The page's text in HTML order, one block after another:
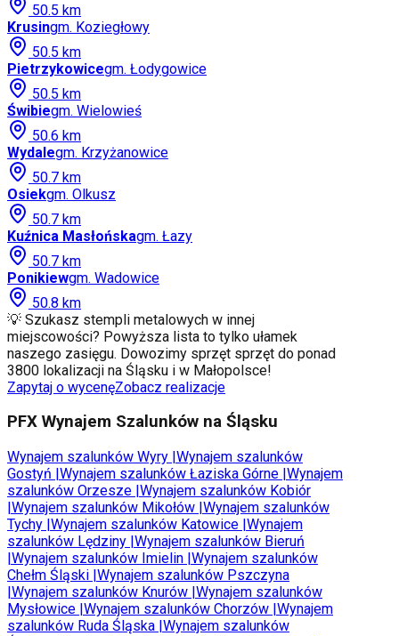
50.5 km
Krusingm. Koziegłowy
50.5 km
Pietrzykowicegm. Łodygowice
50.5 km
Świbiegm. Wielowieś
50.6 km
Wydalegm. Krzyżanowice
50.7 km
Osiekgm. Olkusz
50.7 km
Kuźnica Masłońskagm. Łazy
50.7 km
Ponikiewgm. Wadowice
50.8 km
💡 Szukasz stempli metalowych w innej
miejscowości? Powyższa lista to tylko ułamek
naszego zasięgu. Dowozimy sprzęt sprzęt do ponad
3800 lokalizacji na Śląsku i w Małopolsce!
Zapytaj o wycenęZobacz realizacje
PFX Wynajem Szalunków na Śląsku
Wynajem szalunków Wyry Wynajem szalunków
Gostyń Wynajem szalunków Łaziska Górne Wynajem
szalunków Orzesze Wynajem szalunków Kobiór
Wynajem szalunków Mikołów Wynajem szalunków
Tychy Wynajem szalunków Katowice Wynajem
szalunków Lędziny Wynajem szalunków Bieruń
Wynajem szalunków Imielin Wynajem szalunków
Chełm Śląski Wynajem szalunków Pszczyna
Wynajem szalunków Knurów Wynajem szalunków
Mysłowice Wynajem szalunków Chorzów Wynajem
szalunków Ruda Śląska Wynajem szalunków